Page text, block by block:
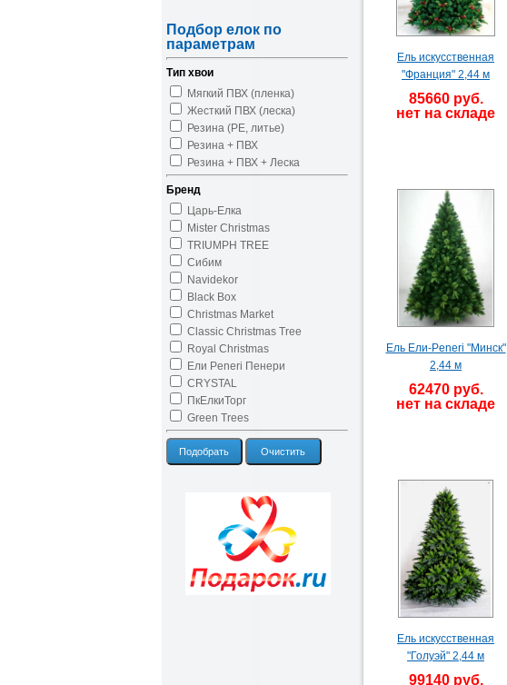
Подбор елок по
параметрам
Тип хвои
Мягкий ПВХ (пленка)
Жесткий ПВХ (леска)
Резина (PE, литье)
Резина + ПВХ
Резина + ПВХ + Леска
Бренд
Царь-Елка
Mister Christmas
TRIUMPH TREE
Сибим
Navidekor
Black Box
Christmas Market
Classic Christmas Tree
Royal Christmas
Ели Peneri Пенери
CRYSTAL
ПкЕлкиТорг
Green Trees
Подобрать Очистить
Ель искусственная
"Франция" 2,44 м
85660 руб.
нет на складе
Ель Ели-Peneri "Минск"
2,44 м
62470 руб.
нет на складе
Ель искусственная
"Голуэй" 2,44 м
99140 руб.